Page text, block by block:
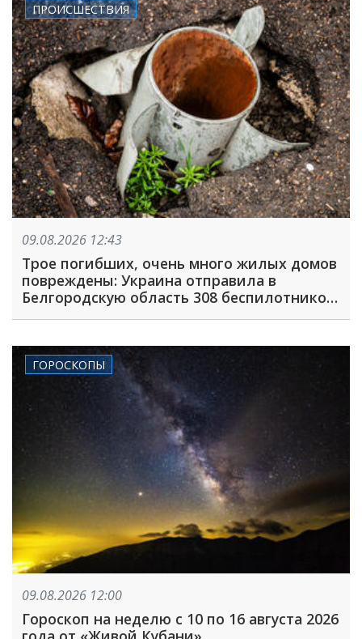
ПРОИСШЕСТВИЯ
09.08.2026 12:43
Трое погибших, очень много жилых домов
повреждены: Украина отправила в
Белгородскую область 308 беспилотников,
ГОРОСКОПЫ
09.08.2026 12:00
Гороскоп на неделю с 10 по 16 августа 2026